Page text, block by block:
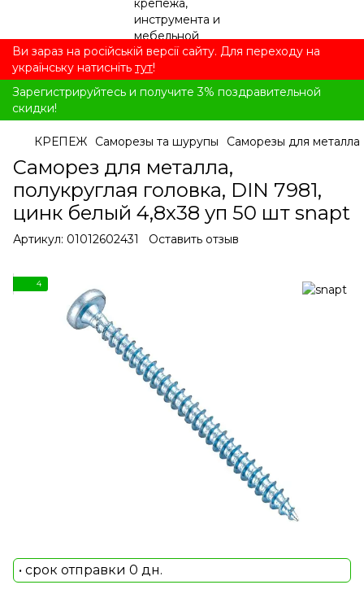
Ви зараз на російській версії сайту. Для переходу на
українську натисніть тут!
Зарегистрируйтесь и получите 3% поздравительной
скидки!
КРЕПЕЖ Саморезы та шурупы Саморезы для металла
Саморез для металла,
полукруглая головка, DIN 7981,
цинк белый 4,8x38 уп 50 шт snapt
Артикул: 01012602431 Оставить отзыв
4
• срок отправки 0 дн.